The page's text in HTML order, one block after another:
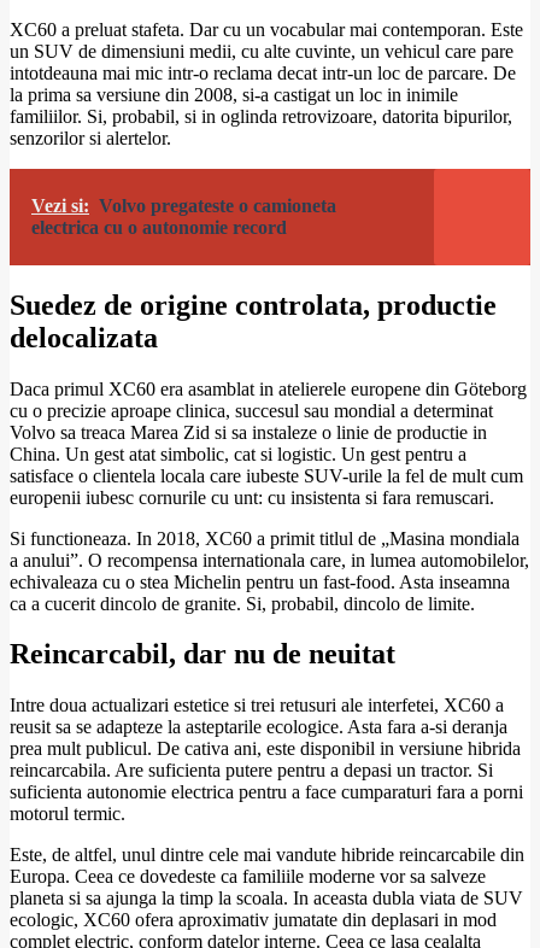
XC60 a preluat stafeta. Dar cu un vocabular mai contemporan. Este
un SUV de dimensiuni medii, cu alte cuvinte, un vehicul care pare
intotdeauna mai mic intr-o reclama decat intr-un loc de parcare. De
la prima sa versiune din 2008, si-a castigat un loc in inimile
familiilor. Si, probabil, si in oglinda retrovizoare, datorita bipurilor,
senzorilor si alertelor.
Vezi si: Volvo pregateste o camioneta
electrica cu o autonomie record
Suedez de origine controlata, productie
delocalizata
Daca primul XC60 era asamblat in atelierele europene din Göteborg
cu o precizie aproape clinica, succesul sau mondial a determinat
Volvo sa treaca Marea Zid si sa instaleze o linie de productie in
China. Un gest atat simbolic, cat si logistic. Un gest pentru a
satisface o clientela locala care iubeste SUV-urile la fel de mult cum
europenii iubesc cornurile cu unt: cu insistenta si fara remuscari.
Si functioneaza. In 2018, XC60 a primit titlul de „Masina mondiala
a anului”. O recompensa internationala care, in lumea automobilelor,
echivaleaza cu o stea Michelin pentru un fast-food. Asta inseamna
ca a cucerit dincolo de granite. Si, probabil, dincolo de limite.
Reincarcabil, dar nu de neuitat
Intre doua actualizari estetice si trei retusuri ale interfetei, XC60 a
reusit sa se adapteze la asteptarile ecologice. Asta fara a-si deranja
prea mult publicul. De cativa ani, este disponibil in versiune hibrida
reincarcabila. Are suficienta putere pentru a depasi un tractor. Si
suficienta autonomie electrica pentru a face cumparaturi fara a porni
motorul termic.
Este, de altfel, unul dintre cele mai vandute hibride reincarcabile din
Europa. Ceea ce dovedeste ca familiile moderne vor sa salveze
planeta si sa ajunga la timp la scoala. In aceasta dubla viata de SUV
ecologic, XC60 ofera aproximativ jumatate din deplasari in mod
complet electric, conform datelor interne. Ceea ce lasa cealalta